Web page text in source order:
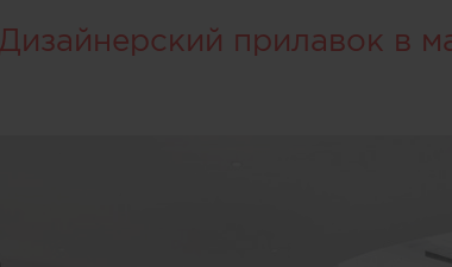
Дизайнерский прилавок в